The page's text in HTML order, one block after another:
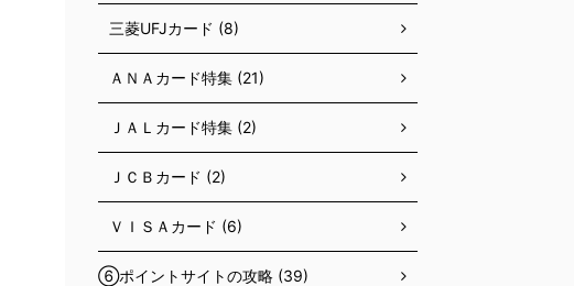
三菱UFJカード (8)
ＡＮＡカード特集 (21)
ＪＡＬカード特集 (2)
ＪＣＢカード (2)
ＶＩＳＡカード (6)
⑥ポイントサイトの攻略 (39)